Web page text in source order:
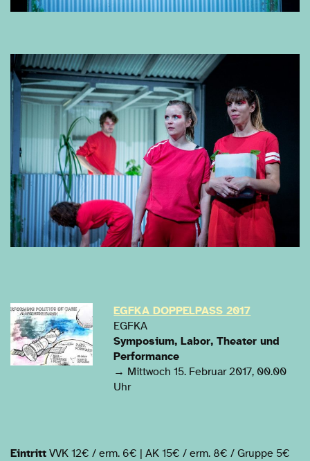
EGFKA DOPPELPASS 2017
EGFKA
Symposium, Labor, Theater und
Performance
→ Mittwoch 15. Februar 2017, 00.00
Uhr
Eintritt VVK 12€ / erm. 6€ | AK 15€ / erm. 8€ / Gruppe 5€